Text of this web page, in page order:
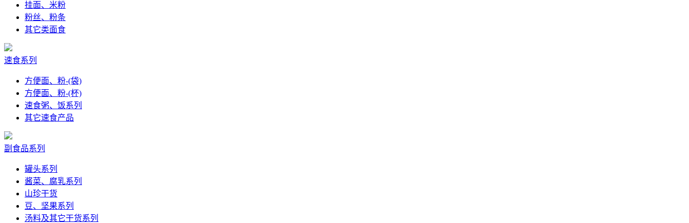
挂面、米粉
粉丝、粉条
其它类面食
速食系列
方便面、粉-(袋)
方便面、粉-(杯)
速食粥、饭系列
其它速食产品
副食品系列
罐头系列
酱菜、腐乳系列
山珍干货
豆、坚果系列
汤料及其它干货系列